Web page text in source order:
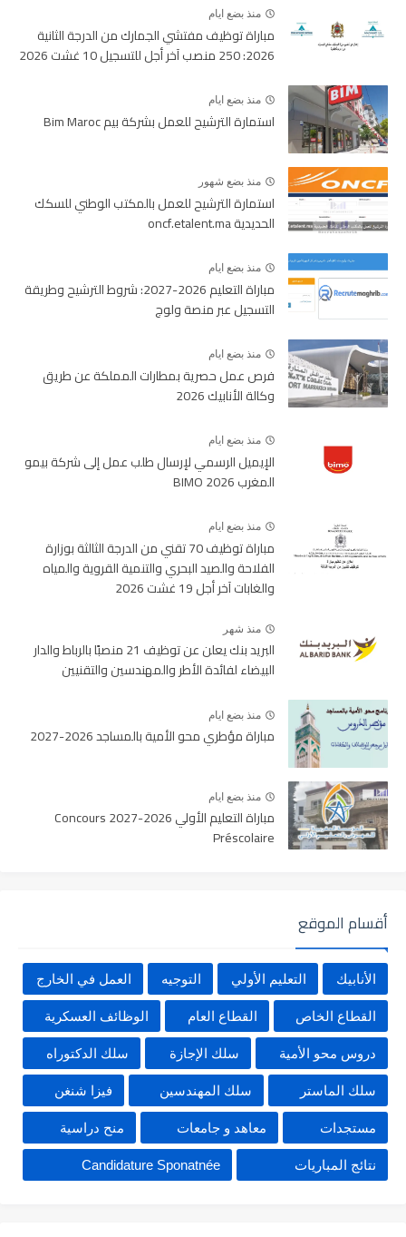
منذ بضع ايام
مباراة توظيف مفتشي الجمارك من الدرجة الثانية
2026: 250 منصب آخر أجل للتسجيل 10 غشت 2026
منذ بضع ايام
استمارة الترشيح للعمل بشركة بيم Bim Maroc
منذ بضع شهور
استمارة الترشيح للعمل بالمكتب الوطني للسكك
الحديدية oncf.etalent.ma
منذ بضع ايام
مباراة التعليم 2026-2027: شروط الترشيح وطريقة
التسجيل عبر منصة ولوج
منذ بضع ايام
فرص عمل حصرية بمطارات المملكة عن طريق
وكالة الأنابيك 2026
منذ بضع ايام
الإيميل الرسمي لإرسال طلب عمل إلى شركة بيمو
المغرب BIMO 2026
منذ بضع ايام
مباراة توظيف 70 تقني من الدرجة الثالثة بوزارة
الفلاحة والصيد البحري والتنمية القروية والمياه
والغابات آخر أجل 19 غشت 2026
منذ شهر
البريد بنك يعلن عن توظيف 21 منصبًا بالرباط والدار
البيضاء لفائدة الأطر والمهندسين والتقنيين
منذ بضع ايام
مباراة مؤطري محو الأمية بالمساجد 2026-2027
منذ بضع ايام
مباراة التعليم الأولي 2026-2027 Concours
Préscolaire
أقسام الموقع
الأنابيك التعليم الأولي التوجيه العمل في الخارج
القطاع الخاص القطاع العام الوظائف العسكرية
دروس محو الأمية سلك الإجازة سلك الدكتوراه
سلك الماستر سلك المهندسين فيزا شنغن
مستجدات معاهد و جامعات منح دراسية
نتائج المباريات Candidature Sponatnée